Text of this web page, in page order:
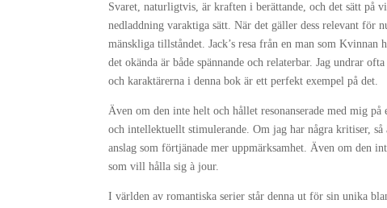
Svaret, naturligtvis, är kraften i berättande, och det sätt på
nedladdning varaktiga sätt. När det gäller dess relevant för
mänskliga tillståndet. Jack’s resa från en man som
det okända är både spännande och relaterbar. Jag undrar
och karaktärerna i denna bok är ett perfekt exempel på det.
Även om den inte helt och hållet resonanserade med mig
och intellektuellt stimulerande. Om jag har några kritiser,
anslag som förtjänade mer uppmärksamhet. Även om den
som vill hålla sig à jour.
I världen av romantiska serier står denna ut för sin unika